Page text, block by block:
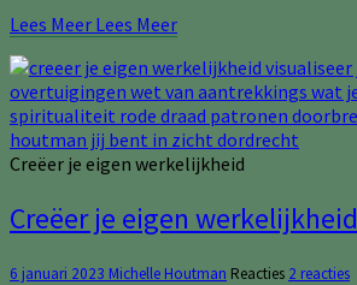
Lees Meer Lees Meer
Creëer je eigen werkelijkheid
Creëer je eigen werkelijkheid
6 januari 2023 Michelle Houtman Reacties 2 reacties